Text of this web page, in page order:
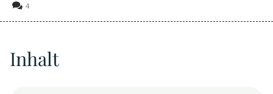
4
Inhalt